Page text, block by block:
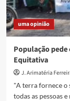
uma opinião
População
Equitativa
J. Arimatéria
"A terra fornece o
todas as pessoas